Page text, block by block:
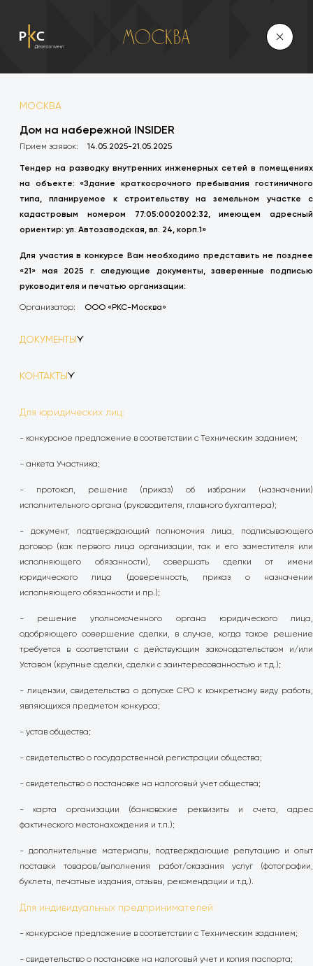
Москва
МОСКВА
Дом на набережной INSIDER
Прием заявок: 14.05.2025-21.05.2025
Тендер на разводку внутренних инженерных сетей в помещениях
на объекте: «Здание краткосрочного пребывания гостиничного
типа, планируемое к строительству на земельном участке с
кадастровым номером 77:05:0002002:32, имеющем адресный
ориентир: ул. Автозаводская, вл. 24, корп.1»
Для участия в конкурсе Вам необходимо представить не позднее
«21» мая 2025 г. следующие документы, заверенные подписью
руководителя и печатью организации:
Организатор: ООО «РКС-Москва»
ДОКУМЕНТЫ
ТЗ на разводку ЭОМ по апартам.docx
6. ТФД.7z
КОНТАКТЫ
dv@rks-dev.com
Для юридических лиц:
- конкурсное предложение в соответствии с Техническим заданием;
- анкета Участника;
- протокол, решение (приказ) об избрании (назначении)
исполнительного органа (руководителя, главного бухгалтера);
- документ, подтверждающий полномочия лица, подписывающего
договор (как первого лица организации, так и его заместителя или
исполняющего обязанности), совершать сделки от имени
юридического лица (доверенность, приказ о назначении
исполняющего обязанности и пр.);
- решение уполномоченного органа юридического лица,
одобряющего совершение сделки, в случае, когда такое решение
требуется в соответствии с действующим законодательством и/или
Уставом (крупные сделки, сделки с заинтересованностью и т.д.);
- лицензии, свидетельства о допуске СРО к конкретному виду работы,
являющихся предметом конкурса;
- устав общества;
- свидетельство о государственной регистрации общества;
- свидетельство о постановке на налоговый учет общества;
- карта организации (банковские реквизиты и счета, адрес
фактического местонахождения и т.п.);
- дополнительные материалы, подтверждающие репутацию и опыт
поставки товаров/выполнения работ/оказания услуг (фотографии,
буклеты, печатные издания, отзывы, рекомендации и т.д.).
Для индивидуальных предпринимателей:
- конкурсное предложение в соответствии с Техническим заданием;
- свидетельство о постановке на налоговый учет и копия паспорта;